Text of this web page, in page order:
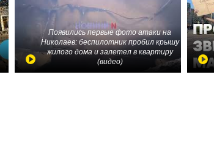
Появились первые фото атаки на
Николаев: беспилотник пробил крышу
жилого дома и залетел в квартиру
(видео)